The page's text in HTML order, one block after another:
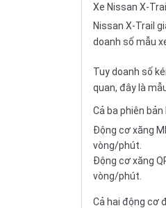
Xe Nissan X-
Nissan X-Trail
doanh số mẫu
Tuy doanh số
quan, đây là
Cả ba phiên
Động cơ xăng
vòng/phút.
Động cơ xăng
vòng/phút.
Cả hai động cơ